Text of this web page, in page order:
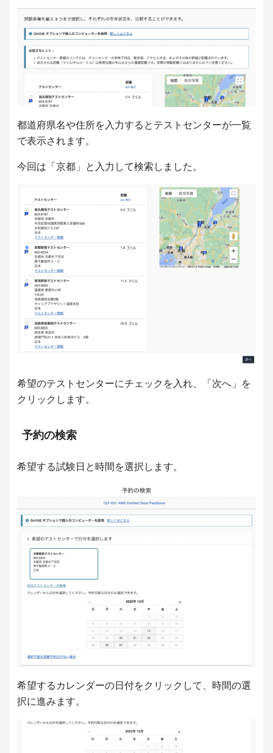
都道府県名や住所を入力するとテストセンターが一覧
で表示されます。
今回は「京都」と入力して検索しました。
希望のテストセンターにチェックを入れ、「次へ」を
クリックします。
予約の検索
希望する試験日と時間を選択します。
希望するカレンダーの日付をクリックして、時間の選
択に進みます。